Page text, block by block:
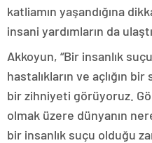
katliamın yaşandığına
insani yardımların da
Akkoyun, “Bir insanlık
hastalıkların ve açlığın bir
bir zihniyeti görüyoruz.
olmak üzere dünyanın
bir insanlık suçu olduğu